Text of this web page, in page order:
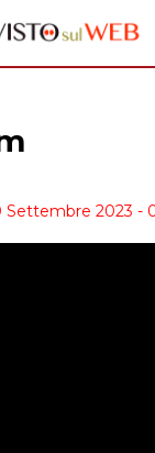
Settembre 2023 -